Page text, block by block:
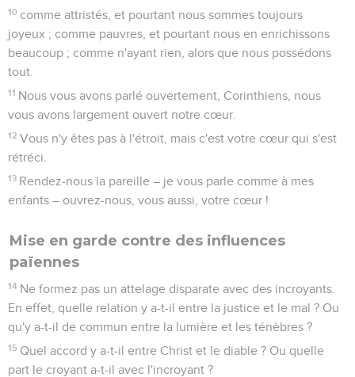
10 comme attristés, et pourtant nous sommes toujours
joyeux ; comme pauvres, et pourtant nous en enrichissons
beaucoup ; comme n'ayant rien, alors que nous possédons
tout.
11 Nous vous avons parlé ouvertement, Corinthiens, nous
vous avons largement ouvert notre cœur.
12 Vous n'y êtes pas à l'étroit, mais c'est votre cœur qui s'est
rétréci.
13 Rendez-nous la pareille – je vous parle comme à mes
enfants – ouvrez-nous, vous aussi, votre cœur !
Mise en garde contre des influences
païennes
14 Ne formez pas un attelage disparate avec des incroyants.
En effet, quelle relation y a-t-il entre la justice et le mal ? Ou
qu'y a-t-il de commun entre la lumière et les ténèbres ?
15 Quel accord y a-t-il entre Christ et le diable ? Ou quelle
part le croyant a-t-il avec l'incroyant ?